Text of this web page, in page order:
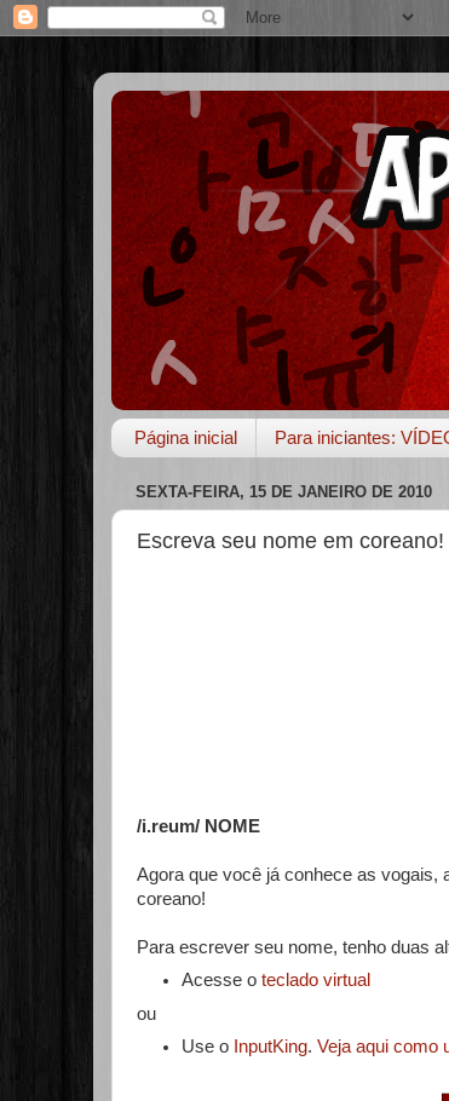
Página inicial Para iniciantes:
SEXTA-FEIRA, 15 DE JANEIRO DE 2010
Escreva seu nome em coreano!
/i.reum/ NOME
Agora que você já conhece as
coreano!
Para escrever seu nome, tenho duas
Acesse oteclado virtual
ou
Use o InputKing.Veja aqui como